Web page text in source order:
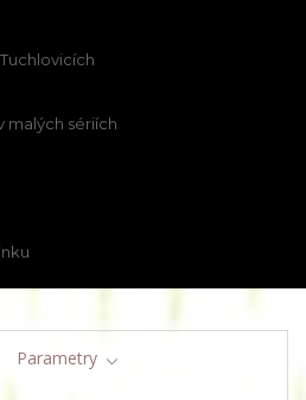
malých sériích
Parametry